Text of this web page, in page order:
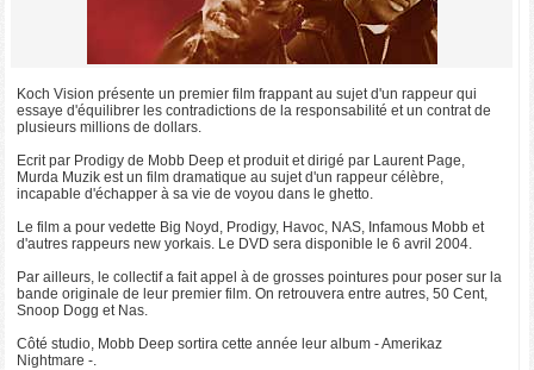
Koch Vision présente un premier film frappant au sujet d'un rappeur qui
essaye d'équilibrer les contradictions de la responsabilité et un contrat de
plusieurs millions de dollars.
Ecrit par Prodigy de Mobb Deep et produit et dirigé par Laurent Page,
Murda Muzik est un film dramatique au sujet d'un rappeur célèbre,
incapable d'échapper à sa vie de voyou dans le ghetto.
Le film a pour vedette Big Noyd, Prodigy, Havoc, NAS, Infamous Mobb et
d'autres rappeurs new yorkais. Le DVD sera disponible le 6 avril 2004.
Par ailleurs, le collectif a fait appel à de grosses pointures pour poser sur la
bande originale de leur premier film. On retrouvera entre autres, 50 Cent,
Snoop Dogg et Nas.
Côté studio, Mobb Deep sortira cette année leur album - Amerikaz
Nightmare -.